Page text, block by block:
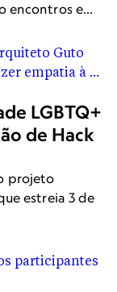
encontros e
LGBTQ+
de Hack
projeto
estreia 3 de